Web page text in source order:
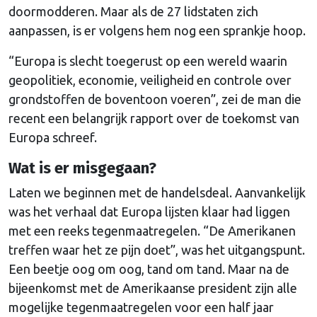
doormodderen. Maar als de 27 lidstaten zich
aanpassen, is er volgens hem nog een sprankje hoop.
“Europa is slecht toegerust op een wereld waarin
geopolitiek, economie, veiligheid en controle over
grondstoffen de boventoon voeren”, zei de man die
recent een belangrijk rapport over de toekomst van
Europa schreef.
Wat is er misgegaan?
Laten we beginnen met de handelsdeal. Aanvankelijk
was het verhaal dat Europa lijsten klaar had liggen
met een reeks tegenmaatregelen. “De Amerikanen
treffen waar het ze pijn doet”, was het uitgangspunt.
Een beetje oog om oog, tand om tand. Maar na de
bijeenkomst met de Amerikaanse president zijn alle
mogelijke tegenmaatregelen voor een half jaar